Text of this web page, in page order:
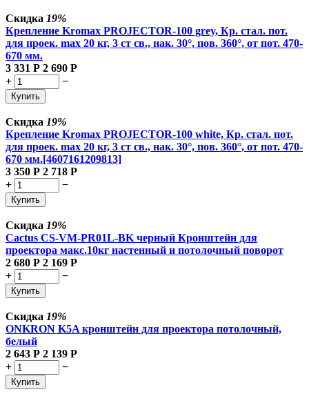
Скидка 19%
Крепление Kromax PROJECTOR-100 grey, Кр. стал. пот.
для проек. max 20 кг, 3 ст св., нак. 30°, пов. 360°, от пот. 470-
670 мм.
3 331 Р 2 690 Р
+
−
Купить
Скидка 19%
Крепление Kromax PROJECTOR-100 white, Кр. стал. пот.
для проек. max 20 кг, 3 ст св., нак. 30°, пов. 360°, от пот. 470-
670 мм.[4607161209813]
3 350 Р 2 718 Р
+
−
Купить
Скидка 19%
Cactus CS-VM-PR01L-BK черный Кронштейн для
проектора макс.10кг настенный и потолочный поворот
2 680 Р 2 169 Р
+
−
Купить
Скидка 19%
ONKRON K5A кронштейн для проектора потолочный,
белый
2 643 Р 2 139 Р
+
−
Купить